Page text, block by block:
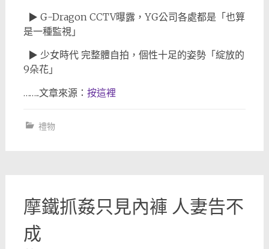
▶ G-Dragon CCTV曝露，YG公司各處都是「也算
是一種監視」
▶ 少女時代 完整體自拍，個性十足的姿勢「綻放的
9朵花」
……..文章來源： 按這裡
禮物
摩鐵抓姦只見內褲 人妻告不
成